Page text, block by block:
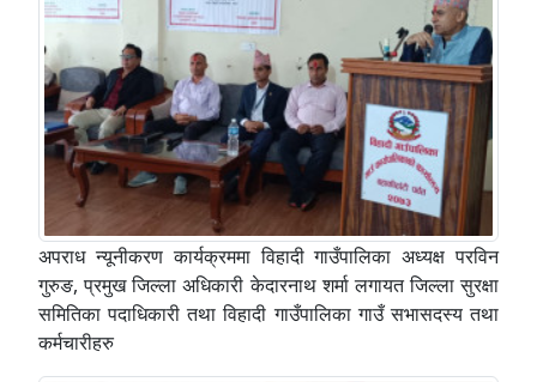
अपराध न्यूनीकरण कार्यक्रममा विहादी गाउँपालिका अध्यक्ष परविन
गुरुङ, प्रमुख जिल्ला अधिकारी केदारनाथ शर्मा लगायत जिल्ला सुरक्षा
समितिका पदाधिकारी तथा विहादी गाउँपालिका गाउँ सभासदस्य तथा
कर्मचारीहरु